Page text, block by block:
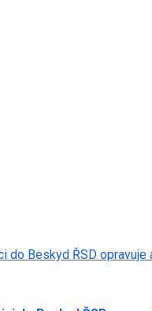
do Beskyd ŘSD